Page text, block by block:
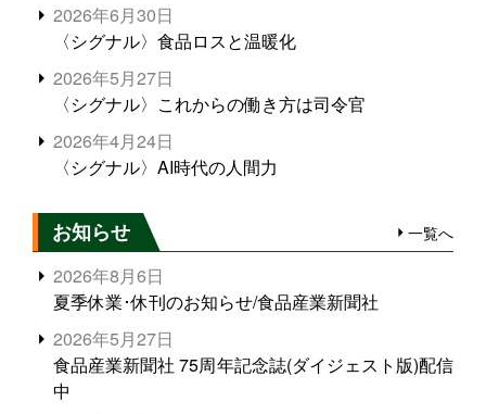
2026年6月30日
〈シグナル〉食品ロスと温暖化
2026年5月27日
〈シグナル〉これからの働き方は司令官
2026年4月24日
〈シグナル〉AI時代の人間力
お知らせ 一覧へ
2026年8月6日
夏季休業･休刊のお知らせ/食品産業新聞社
2026年5月27日
食品産業新聞社 75周年記念誌(ダイジェスト版)配信
中